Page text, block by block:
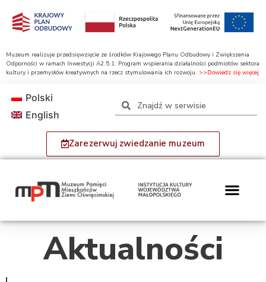
Muzeum realizuje przedsięwzięcie ze środków Krajowego Planu Odbudowy i Zwiększenia
Odporności w ramach Inwestycji A2.5.1: Program wspierania działalności podmiotów sektora
kultury i przemysłów kreatywnych na rzecz stymulowania ich rozwoju. >>Dowiedz się więcej
Zarezerwuj zwiedzanie muzeum
Polski
English
Aktualności